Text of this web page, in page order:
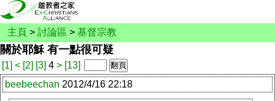
主頁 > 討論區 > 基督宗教
關於耶穌 有一點很可疑
[1] < [2] [3] 4 > [13]
beebeechan 2012/4/16 22:18